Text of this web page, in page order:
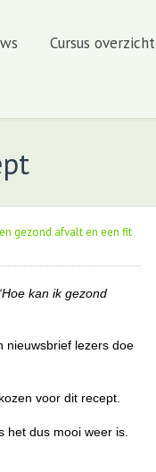
Cursus overzicht
gezond afvalt en een fit
kan ik gezond
nieuwsbrief lezers doe
voor dit recept.
het dus mooi weer is.